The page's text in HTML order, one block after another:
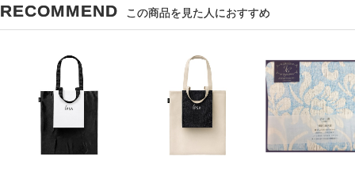
RECOMMEND この商品を見た人におすすめ